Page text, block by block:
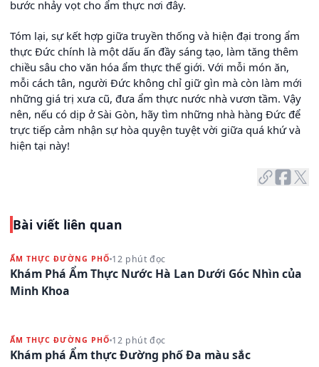
bước nhảy vọt cho ẩm thực nơi đây.
Tóm lại, sự kết hợp giữa truyền thống và hiện đại trong ẩm
thực Đức chính là một dấu ấn đầy sáng tạo, làm tăng thêm
chiều sâu cho văn hóa ẩm thực thế giới. Với mỗi món ăn,
mỗi cách tân, người Đức không chỉ giữ gìn mà còn làm mới
những giá trị xưa cũ, đưa ẩm thực nước nhà vươn tầm. Vậy
nên, nếu có dịp ở Sài Gòn, hãy tìm những nhà hàng Đức để
trực tiếp cảm nhận sự hòa quyện tuyệt vời giữa quá khứ và
hiện tại này!
Bài viết liên quan
ẨM THỰC ĐƯỜNG PHỐ 12 phút đọc
Khám Phá Ẩm Thực Nước Hà Lan Dưới Góc Nhìn của
Minh Khoa
ẨM THỰC ĐƯỜNG PHỐ 12 phút đọc
Khám phá Ẩm thực Đường phố Đa màu sắc